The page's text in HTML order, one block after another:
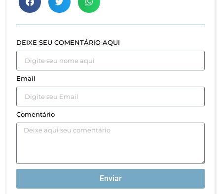
DEIXE SEU COMENTÁRIO AQUI
Email
Comentário
Enviar